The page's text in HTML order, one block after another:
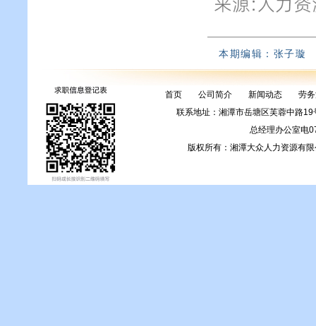
本期编辑：张子璇
首页 公司简介 新闻动态
劳
联系地址：湘潭市岳塘区芙蓉中
总经理办公室
版权所有：湘潭大众人力资源